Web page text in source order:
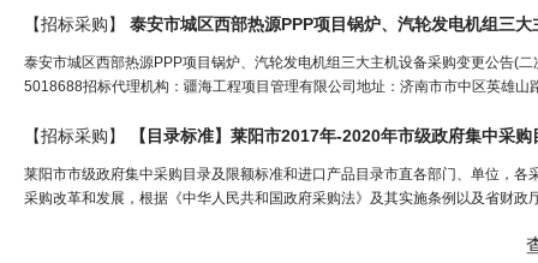
【招标采购】 泰安市城区西部热源PPP项目锅炉、汽轮发电机组三大
泰安市城区西部热源PPP项目锅炉、汽轮发电机组三大主机设备采购变更公告(
5018688招标代理机构：疆海工程项目管理有限公司地址：济南市市中区英雄
【招标采购】 【目录标准】莱阳市2017年-2020年市级政府集中采
莱阳市市级政府集中采购目录及限额标准和进口产品目录市直各部门、单位，
采购改革和发展，根据《中华人民共和国政府采购法》及其实施条例以及省财